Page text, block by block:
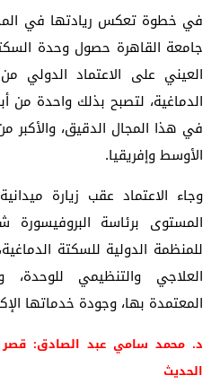
في خطوة تعكس ريادتها في
جامعة القاهرة حصول وحدة
العيني على الاعتماد الدولي
الدماغية، لتصبح بذلك واحدة من
في هذا المجال الدقيق،
الأوسط وإفريقيا.
وجاء الاعتماد عقب زيارة
المستوى برئاسة البروفيسورة
للمنظمة الدولية للسكتة
العلاجي والتنظيمي للوحدة،
المعتمدة بها، وجودة خدماتها
د. محمد سامي عبد الصادق: قصر
الحديث